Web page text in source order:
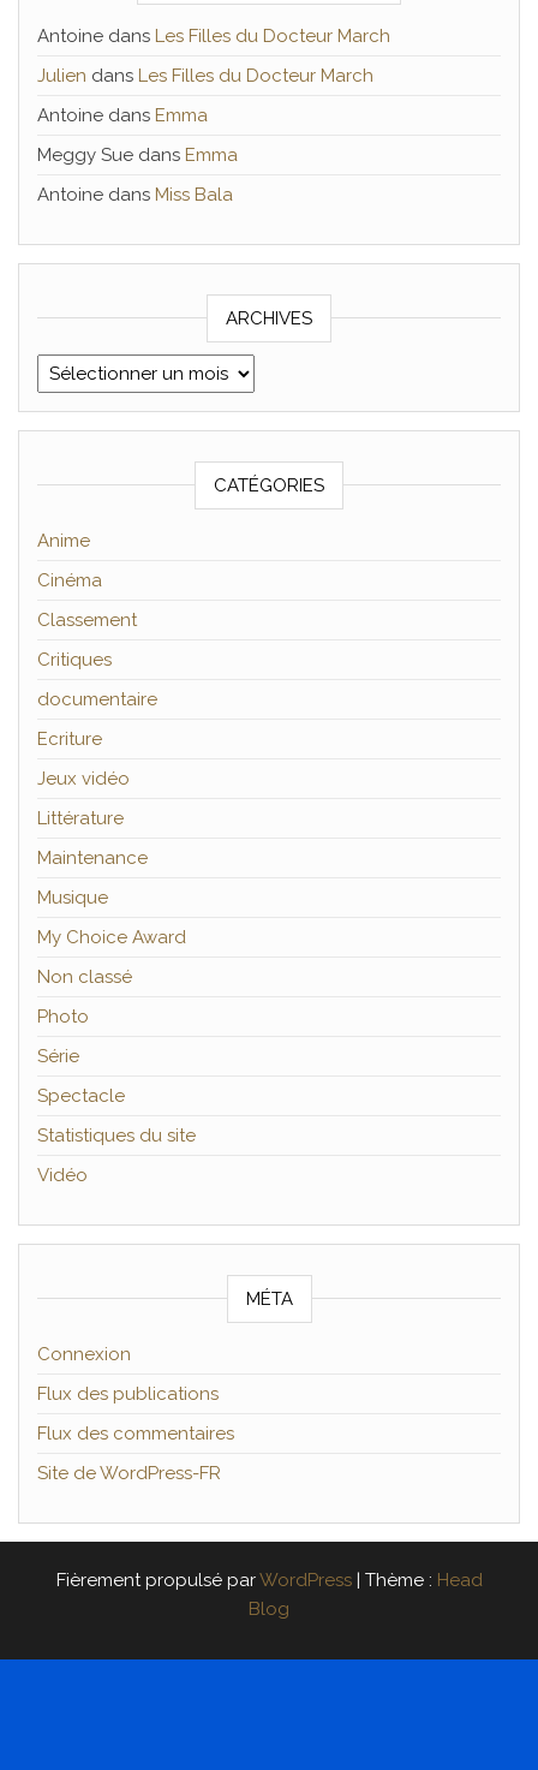
Antoine dans Les Filles du Docteur March
Julien dans Les Filles du Docteur March
Antoine dans Emma
Meggy Sue dans Emma
Antoine dans Miss Bala
ARCHIVES
Archives
CATÉGORIES
Anime
Cinéma
Classement
Critiques
documentaire
Ecriture
Jeux vidéo
Littérature
Maintenance
Musique
My Choice Award
Non classé
Photo
Série
Spectacle
Statistiques du site
Vidéo
MÉTA
Connexion
Flux des publications
Flux des commentaires
Site de WordPress-FR
Fièrement propulsé parWordPress | Thème : Head
Blog